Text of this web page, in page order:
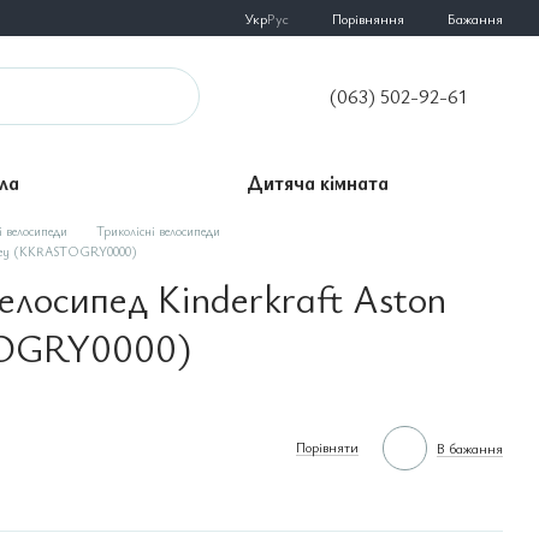
УкрРус Порівняння Бажання
(063) 502-92-61
Дитяча кімната
Триколісні велосипеди
(KKRASTOGRY0000)
Kinderkraft Aston
Порівняти В бажання